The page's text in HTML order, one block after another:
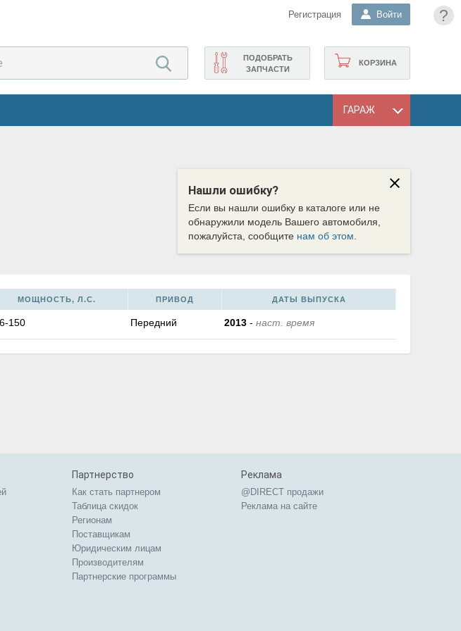
?
Регистрация Войти
КОРЗИНА
ПОДОБРАТЬ
ЗАПЧАСТИ
ГАРАЖ
Нашли ошибку?
Если вы нашли ошибку в каталоге или не
обнаружили модель Вашего автомобиля,
пожалуйста, сообщите нам об этом
МОЩНОСТЬ, Л.С. ПРИВОД ДАТЫ ВЫПУСКА
150 Передний 2013 - наст. время
Партнерство
Как стать партнером
Таблица скидок
Регионам
Поставщикам
Юридическим лицам
Производителям
Партнерские программы
Реклама
@DIRECT продажи
Реклама на сайте